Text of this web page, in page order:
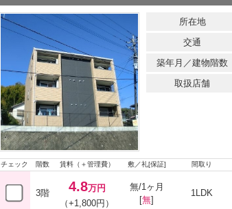
所在地
交通
築年月／建物階数
取扱店舗
チェック 階数 賃料（＋管理費） 敷／礼[保証] 間取り
3階 4.8万円
（+1,800円）
無/1ヶ月
[無]
1LDK